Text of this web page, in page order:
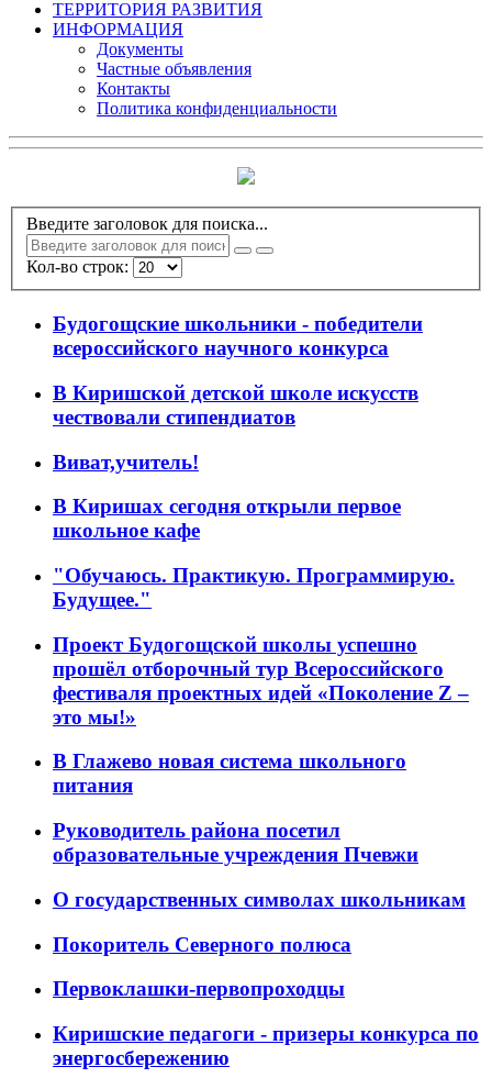
ТЕРРИТОРИЯ РАЗВИТИЯ
ИНФОРМАЦИЯ
Документы
Частные объявления
Контакты
Политика конфиденциальности
Введите заголовок для поиска...
Кол-во строк:
Будогощские школьники - победители
всероссийского научного конкурса
В Киришской детской школе искусств
чествовали стипендиатов
Виват,учитель!
В Киришах сегодня открыли первое
школьное кафе
"Обучаюсь. Практикую. Программирую.
Будущее."
Проект Будогощской школы успешно
прошёл отборочный тур Всероссийского
фестиваля проектных идей «Поколение Z –
это мы!»
В Глажево новая система школьного
питания
Руководитель района посетил
образовательные учреждения Пчевжи
О государственных символах школьникам
Покоритель Северного полюса
Первоклашки-первопроходцы
Киришские педагоги - призеры конкурса по
энергосбережению